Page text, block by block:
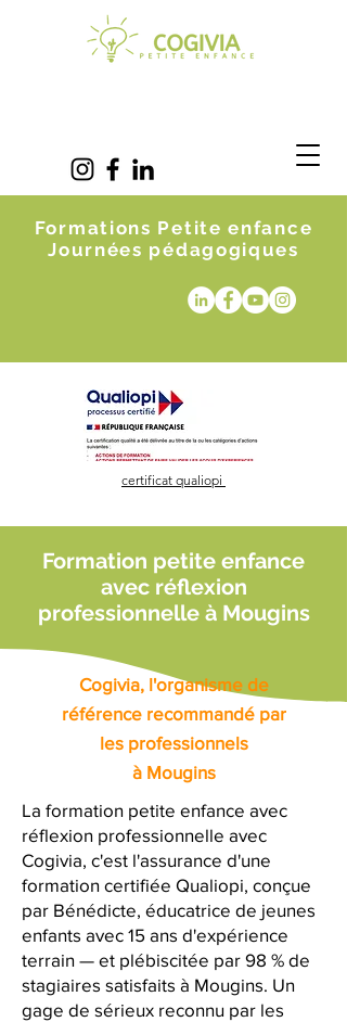
Formations Petite enfance
Journées pédagogiques
certificat qualiopi
Formation petite enfance
avec réflexion
professionnelle à Mougins
Cogivia, l'organisme de
référence recommandé par
les professionnels
à Mougins
La formation petite enfance avec
réflexion professionnelle avec
Cogivia, c'est l'assurance d'une
formation certifiée Qualiopi, conçue
par Bénédicte, éducatrice de jeunes
enfants avec 15 ans d'expérience
terrain — et plébiscitée par 98 % de
stagiaires satisfaits à Mougins. Un
gage de sérieux reconnu par les